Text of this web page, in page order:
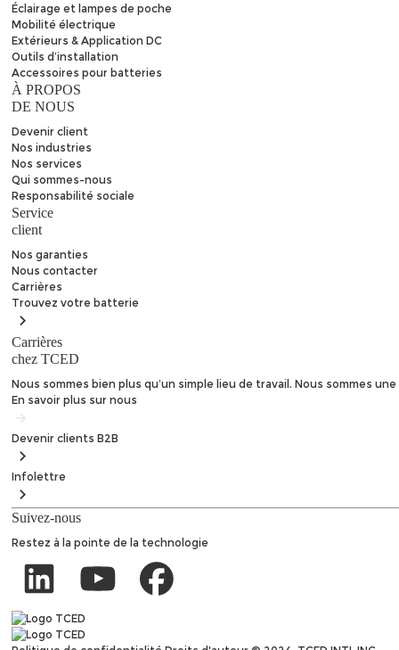
Éclairage et lampes de poche
Mobilité électrique
Extérieurs & Application DC
Outils d’installation
Accessoires pour batteries
À PROPOS
DE NOUS
Devenir client
Nos industries
Nos services
Qui sommes-nous
Responsabilité sociale
Service
client
Nos garanties
Nous contacter
Carrières
Trouvezvotre batterie
Carrières
chez TCED
Nous sommes bien plus qu’un simple lieu de travail. Nous sommes
En savoir plus sur nous
Devenir clients B2B
Infolettre
Suivez-nous
Restez à la pointe de la technologie